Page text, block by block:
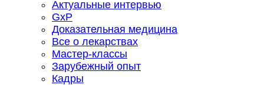
Актуальные интервью
GxP
Доказательная медицина
Все о лекарствах
Мастер-классы
Зарубежный опыт
Кадры